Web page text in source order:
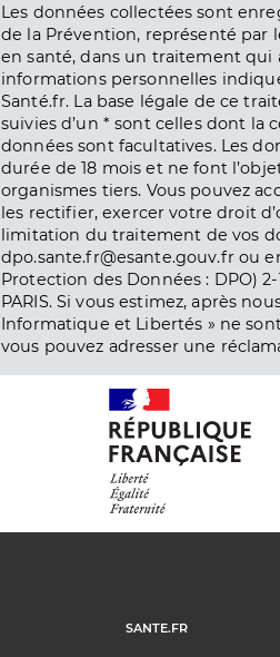
Les données collectées sont
de la Prévention, représenté
en santé, dans un traitement
informations personnelles
Santé.fr. La base légale de ce
suivies d’un * sont celles dont la
données sont facultatives. Les
durée de 18 mois et ne font
organismes tiers. Vous pouvez
les rectifier, exercer votre droit
limitation du traitement de vos
dpo.sante.fr@esante.gouv.fr ou
Protection des Données : DPO)
PARIS. Si vous estimez, après
Informatique et Libertés » ne
vous pouvez adresser une
SANTE.FR